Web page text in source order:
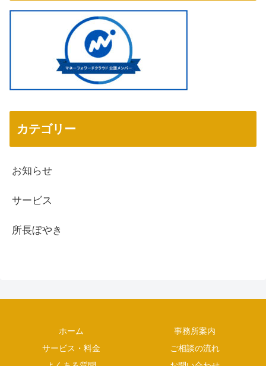
カテゴリー
お知らせ
サービス
所長ぼやき
ホーム
事務所案内
サービス・料金
ご相談の流れ